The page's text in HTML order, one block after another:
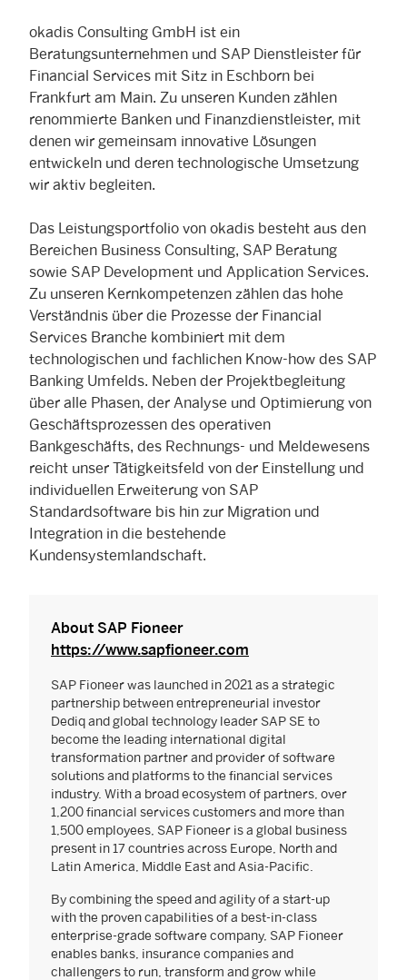
okadis Consulting GmbH ist ein
Beratungsunternehmen und SAP Dienstleister für
Financial Services mit Sitz in Eschborn bei
Frankfurt am Main. Zu unseren Kunden zählen
renommierte Banken und Finanzdienstleister, mit
denen wir gemeinsam innovative Lösungen
entwickeln und deren technologische Umsetzung
wir aktiv begleiten.
Das Leistungsportfolio von okadis besteht aus den
Bereichen Business Consulting, SAP Beratung
sowie SAP Development und Application Services.
Zu unseren Kernkompetenzen zählen das hohe
Verständnis über die Prozesse der Financial
Services Branche kombiniert mit dem
technologischen und fachlichen Know-how des SAP
Banking Umfelds. Neben der Projektbegleitung
über alle Phasen, der Analyse und Optimierung von
Geschäftsprozessen des operativen
Bankgeschäfts, des Rechnungs- und Meldewesens
reicht unser Tätigkeitsfeld von der Einstellung und
individuellen Erweiterung von SAP
Standardsoftware bis hin zur Migration und
Integration in die bestehende
Kundensystemlandschaft.
About SAP Fioneer
https://www.sapfioneer.com
SAP Fioneer was launched in 2021 as a strategic
partnership between entrepreneurial investor
Dediq and global technology leader SAP SE to
become the leading international digital
transformation partner and provider of software
solutions and platforms to the financial services
industry. With a broad ecosystem of partners, over
1,200 financial services customers and more than
1,500 employees, SAP Fioneer is a global business
present in 17 countries across Europe, North and
Latin America, Middle East and Asia-Pacific.
By combining the speed and agility of a start-up
with the proven capabilities of a best-in-class
enterprise-grade software company, SAP Fioneer
enables banks, insurance companies and
challengers to run, transform and grow while